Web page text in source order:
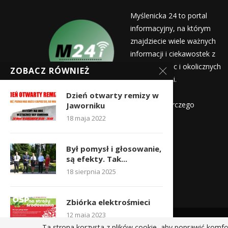
Myślenicka 24 to portal
informacyjny, na którym
znajdziecie wiele ważnych
informacji i ciekawostek z
życia Myślenic i okolicznych
miejscowości.
Wydawca:
Myślenicka Agencja Rozwoju Gospodarczego
redakcja@myslenicka24.pl
ZOBACZ RÓWNIEŻ
Dzień otwarty remizy w
Jaworniku
18 maja 2022
Był pomysł i głosowanie,
są efekty. Tak...
18 sierpnia 2025
Zbiórka elektrośmieci
12 maja 2023